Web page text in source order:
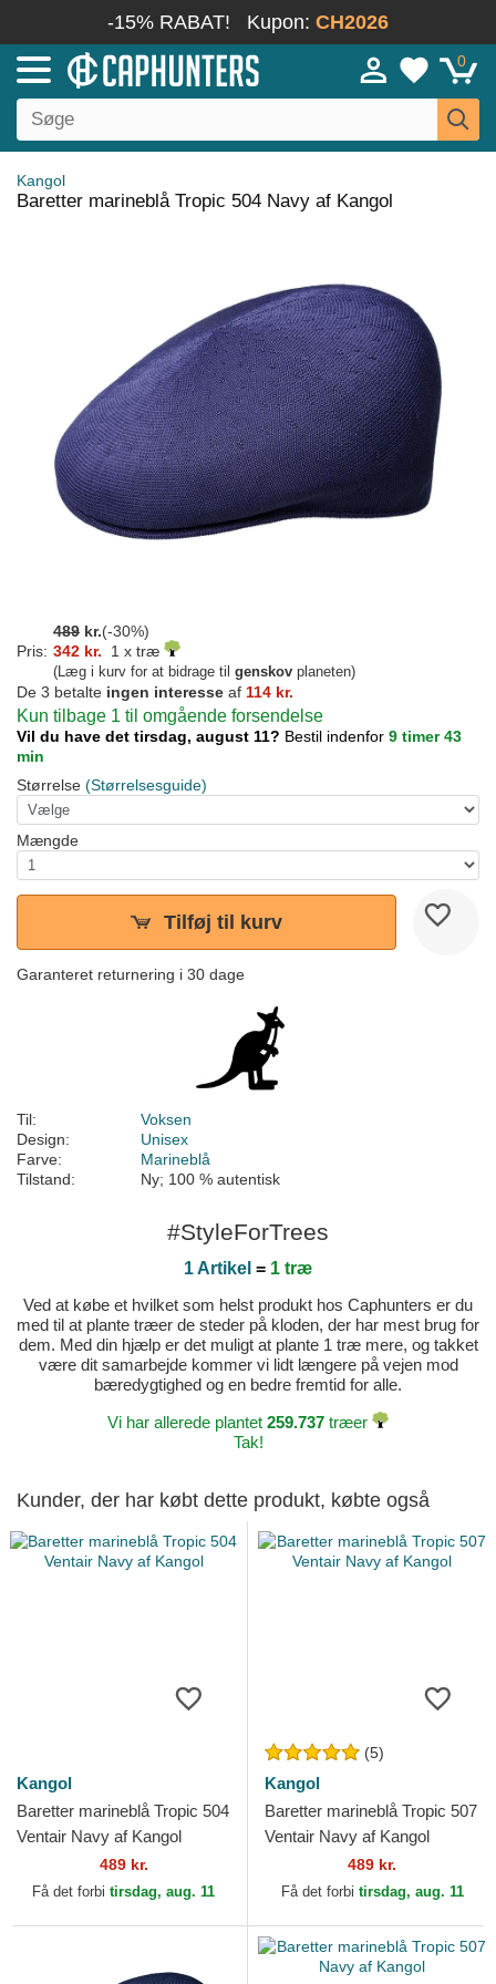
-15% RABAT! Kupon: CH2026
0
Kangol
Baretter marineblå Tropic 504 Navy af Kangol
489 kr.(-30%)
Pris: 342 kr. 1 x træ
(Læg i kurv for at bidrage til genskov planeten)
De 3 betalte ingen interesse af 114 kr.
Kun tilbage 1 til omgående forsendelse
Vil du have det tirsdag, august 11? Bestil indenfor 9 timer 43
min
Størrelse (Størrelsesguide)
Mængde
Tilføj til kurv
Garanteret returnering i 30 dage
Til:
Voksen
Design:
Unisex
Farve:
Marineblå
Tilstand:
Ny; 100 % autentisk
#StyleForTrees
1 Artikel = 1 træ
Ved at købe et hvilket som helst produkt hos Caphunters er du
med til at plante træer de steder på kloden, der har mest brug for
dem. Med din hjælp er det muligt at plante 1 træ mere, og takket
være dit samarbejde kommer vi lidt længere på vejen mod
bæredygtighed og en bedre fremtid for alle.
Vi har allerede plantet 259.737 træer
Tak!
Kunder, der har købt dette produkt, købte også
Kangol
Baretter marineblå Tropic 504
Ventair Navy af Kangol
489 kr.
Få det forbi tirsdag, aug. 11
(5)
Kangol
Baretter marineblå Tropic 507
Ventair Navy af Kangol
489 kr.
Få det forbi tirsdag, aug. 11